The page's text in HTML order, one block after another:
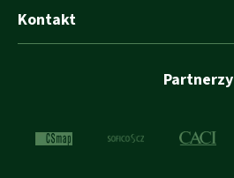
Kira
Produkty
O nas
Kontakt
ul. Adama Mickiewicza 37/58
+48 531 983 664
Partnerzy